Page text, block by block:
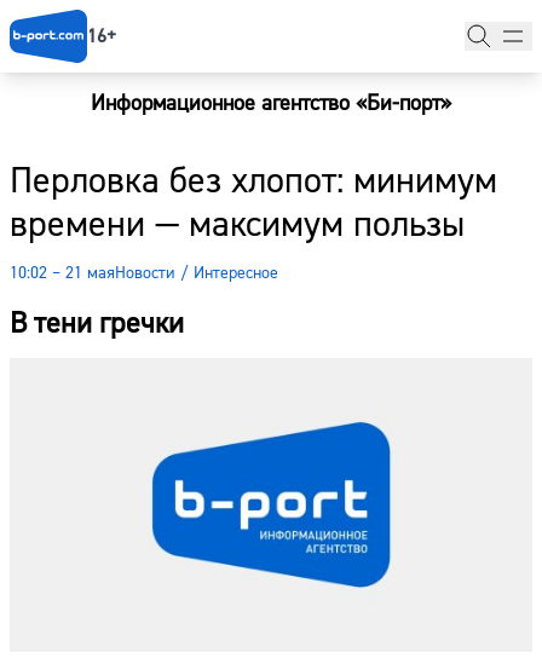
16+
Информационное агентство «Би-порт»
Перловка без хлопот: минимум
времени — максимум пользы
10:02 – 21 маяНовости / Интересное
В тени гречки
Новости
Наши гости
Погода